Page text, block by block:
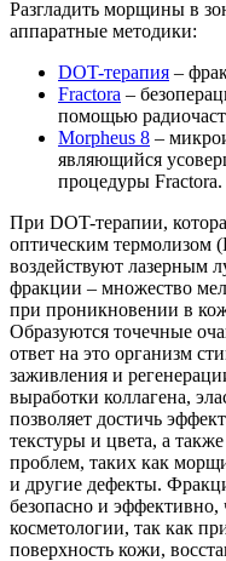
Разгладить морщины в
аппаратные методики:
DOT-терапия –
Fractora –
помощью
Morpheus 8 –
являющийся
процедуры Fractora.
При DOT-терапии,
оптическим термолизом
воздействуют лазерным
фракции – множество
при проникновении в
Образуются точечные
ответ на это организм
заживления и
выработки коллагена,
позволяет достичь
текстуры и цвета, а
проблем, таких как
и другие дефекты.
безопасно и
косметологии, так как
поверхность кожи,